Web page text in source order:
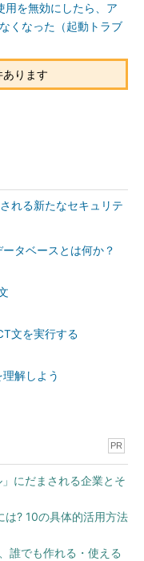
用を無効にしたら、ア
くなった（起動トラブ
ります
れる新たなセキュリテ
タベースとは何か？
文を実行する
解しよう
PR
にだまされる企業とそ
は? 10の具体的活用方法
誰でも作れる・使える